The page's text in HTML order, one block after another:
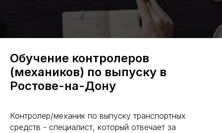
Обучение контролеров
(механиков) по выпуску в
Ростове-на-Дону
Контролер/механик по выпуску транспортных
средств - специалист, который отвечает за